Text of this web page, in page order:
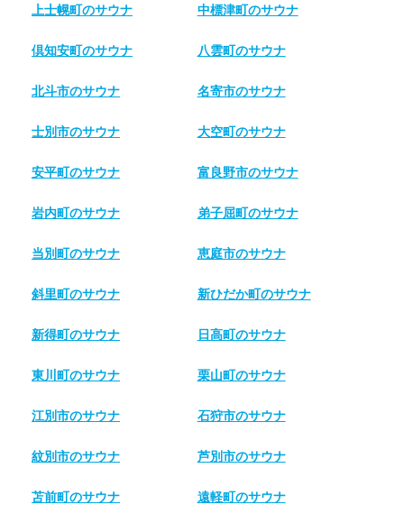
上士幌町のサウナ 中標津町のサウナ
倶知安町のサウナ 八雲町のサウナ
北斗市のサウナ 名寄市のサウナ
士別市のサウナ 大空町のサウナ
安平町のサウナ 富良野市のサウナ
岩内町のサウナ 弟子屈町のサウナ
当別町のサウナ 恵庭市のサウナ
斜里町のサウナ 新ひだか町のサウナ
新得町のサウナ 日高町のサウナ
東川町のサウナ 栗山町のサウナ
江別市のサウナ 石狩市のサウナ
紋別市のサウナ 芦別市のサウナ
苫前町のサウナ 遠軽町のサウナ